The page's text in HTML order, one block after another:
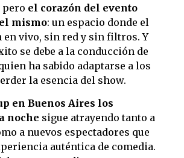
pero el corazón del evento
mismo: un espacio donde el
en vivo, sin red y sin filtros. Y
se debe a la conducción de
ha sabido adaptarse a los
la esencia del show.
en Buenos Aires los
noche sigue atrayendo tanto a
a nuevos espectadores que
auténtica de comedia.